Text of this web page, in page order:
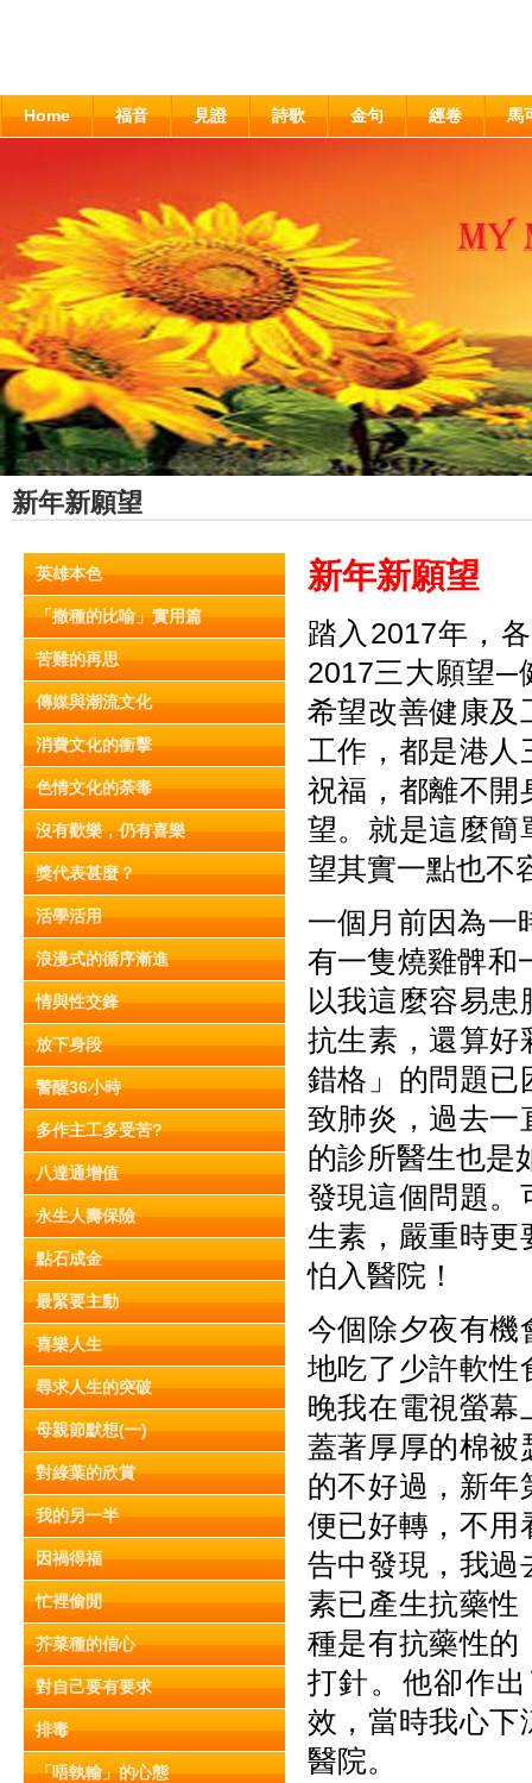
Home 福音 見證 詩歌 金句 經卷 馬
新年新願望
英雄本色
「撒種的比喻」實用篇
苦難的再思
傳媒與潮流文化
消費文化的衝擊
色情文化的荼毒
沒有歡樂，仍有喜樂
獎代表甚麼？
活學活用
浪漫式的循序漸進
情與性交鋒
放下身段
警醒36小時
多作主工多受苦?
八達通增值
永生人壽保險
點石成金
最緊要主動
喜樂人生
尋求人生的突破
母親節默想(一)
對綠葉的欣賞
我的另一半
因禍得福
忙裡偷閒
芥菜種的信心
對自己要有要求
排毒
「唔執輸」的心態
新年新願望
踏入2017年，
2017三大願望─
希望改善健康及
工作，都是港人
祝福，都離不開
望。就是這麼簡
望其實一點也不
一個月前因為一
有一隻燒雞髀和
以我這麼容易
抗生素，還算好
錯格」的問題已
致肺炎，過去一
的診所醫生也是
發現這個問題。
生素，嚴重時更
怕入醫院！
今個除夕夜有機
地吃了少許軟性
晚我在電視螢幕
蓋著厚厚的棉被
的不好過，新年
便已好轉，不用
告中發現，我過
素已產生抗藥性
種是有抗藥性的
打針。他卻作
效，當時我心下
醫院。